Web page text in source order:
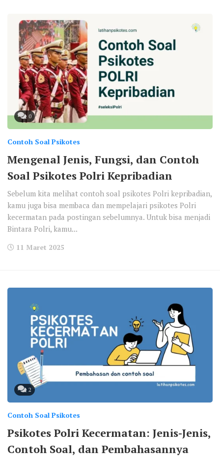
0
Contoh Soal Psikotes
Mengenal Jenis, Fungsi, dan Contoh
Soal Psikotes Polri Kepribadian
Sebelum kita melihat contoh soal psikotes Polri kepribadian,
kamu juga bisa membaca dan mempelajari psikotes Polri
kecermatan pada postingan sebelumnya. Untuk bisa menjadi
Bintara Polri, kamu...
11 Maret 2025
2
Contoh Soal Psikotes
Psikotes Polri Kecermatan: Jenis-Jenis,
Contoh Soal, dan Pembahasannya